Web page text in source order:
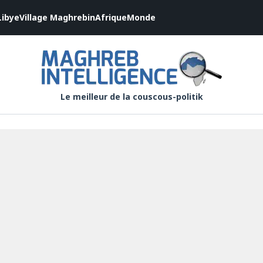
Village MaghrebinAfriqueMonde
Le meilleur de la couscous-politik